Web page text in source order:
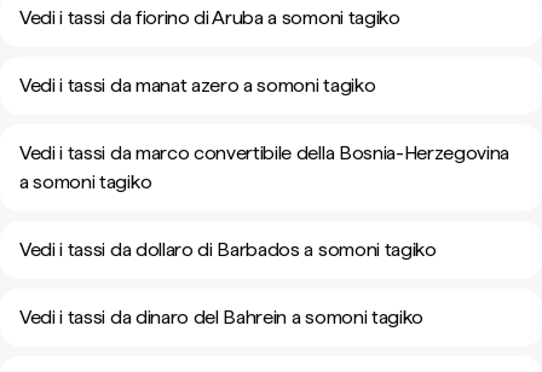
Vedi i tassi da fiorino di Aruba a somoni tagiko
Vedi i tassi da manat azero a somoni tagiko
Vedi i tassi da marco convertibile della Bosnia-Herzegovina
a somoni tagiko
Vedi i tassi da dollaro di Barbados a somoni tagiko
Vedi i tassi da dinaro del Bahrein a somoni tagiko